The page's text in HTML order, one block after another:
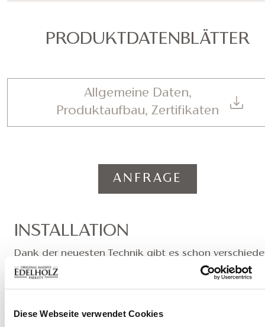
Diese Webseite verwendet Cookies
PRODUKTDATENBLÄTTER
Allgemeine Daten,
Produktaufbau, Zertifikaten
ANFRAGE
INSTALLATION
Dank der neuesten Technik gibt es schon
Verlegearten der Holzböden (in diesem Fall des
Fischgrät-Parkettes), außer der traditionellen
vollflächige Verklebung auf den Estrich oder